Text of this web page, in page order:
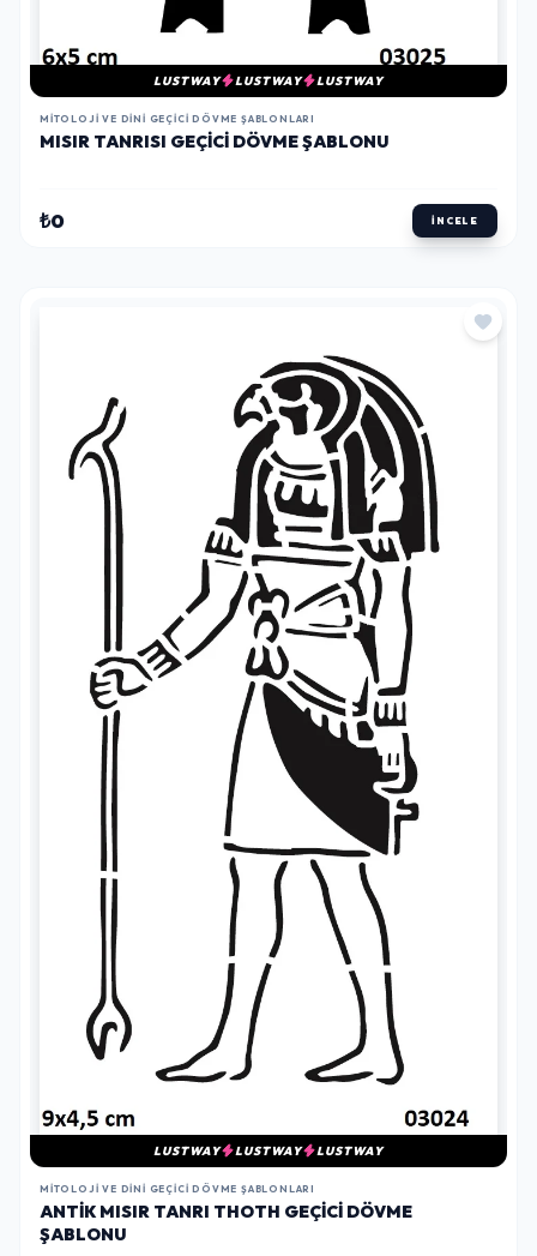
LUSTWAY LUSTWAY LUSTWAY
MITOLOJI VE DINI GEÇICI DÖVME ŞABLONLARI
MISIR TANRISI GEÇICI DÖVME ŞABLONU
₺0 İNCELE
LUSTWAY LUSTWAY LUSTWAY
MITOLOJI VE DINI GEÇICI DÖVME ŞABLONLARI
ANTIK MISIR TANRI THOTH GEÇICI DÖVME
ŞABLONU